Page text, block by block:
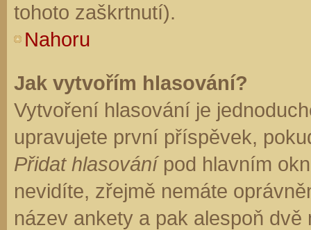
tohoto zaškrtnutí).
Nahoru
Jak vytvořím hlasování?
Vytvoření hlasování je
upravujete první příspěvek,
Přidat hlasovánípod hlavním
nevidíte, zřejmě nemáte
název ankety a pak alespoň